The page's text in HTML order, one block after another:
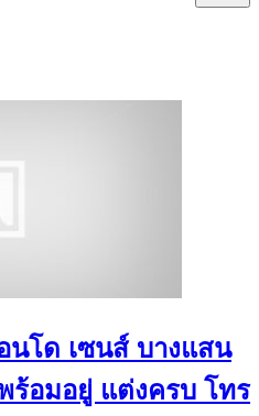
โด เซนส์ บางแสน
ร้อมอยู่ แต่งครบ โทร